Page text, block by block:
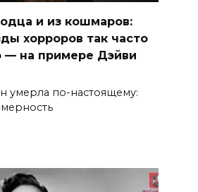
и из кошмаров:
хорроров так часто
— на примере Дэйви
умерла по-настоящему: